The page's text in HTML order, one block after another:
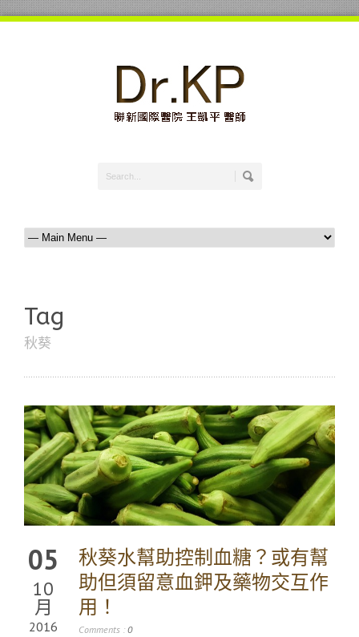
Tag
秋葵
05
10
月
2016
秋葵水幫助控制血糖？或有幫
助但須留意血鉀及藥物交互作
用！
Comments : 0